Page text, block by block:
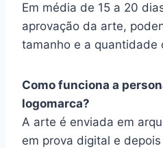
Em média de 15 a 20
aprovação da arte,
tamanho e a quantidade
Como funciona a
logomarca?
A arte é enviada em
em prova digital e